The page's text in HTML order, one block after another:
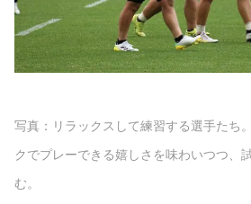
写真：リラックスして練習する選手たち
クでプレーできる嬉しさを味わいつつ、
む。